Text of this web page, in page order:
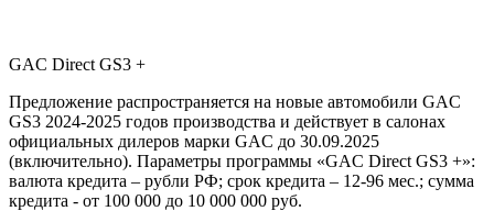
GAC Direct GS3 +
Предложение распространяется на новые автомобили GAC
GS3 2024-2025 годов производства и действует в салонах
официальных дилеров марки GAC до 30.09.2025
(включительно). Параметры программы «GAC Direct GS3 +»:
валюта кредита – рубли РФ; срок кредита – 12-96 мес.; сумма
кредита - от 100 000 до 10 000 000 руб.